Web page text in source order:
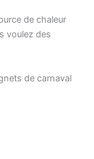
de chaleur
voulez des
de carnaval